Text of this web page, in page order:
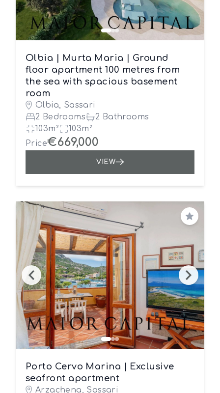
Olbia | Murta Maria | Ground
floor apartment 100 metres from
the sea with spacious basement
room
Olbia, Sassari
2 Bedrooms
2 Bathrooms
103m²
103m²
Price€669,000
VIEW
Save
Porto Cervo Marina | Exclusive
seafront apartment
Arzachena, Sassari